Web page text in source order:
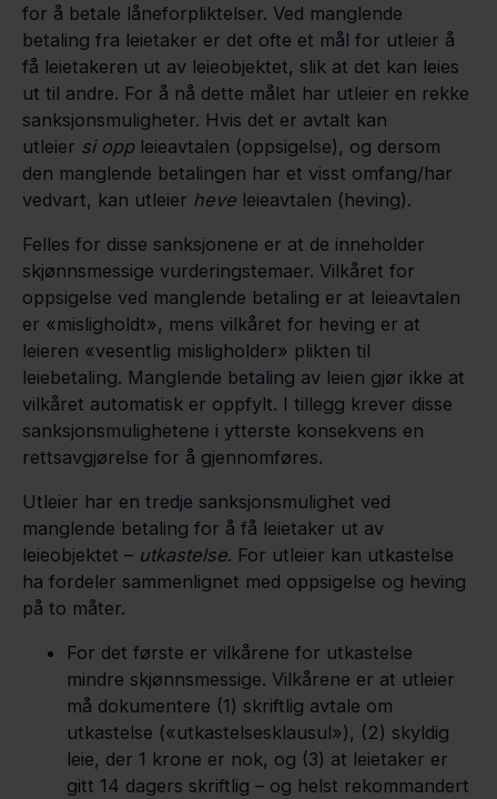
for å betale låneforpliktelser. Ved manglende
betaling fra leietaker er det ofte et mål for utleier å
få leietakeren ut av leieobjektet, slik at det kan leies
ut til andre. For å nå dette målet har utleier en rekke
sanksjonsmuligheter. Hvis det er avtalt kan
utleier si oppleieavtalen (oppsigelse), og dersom
den manglende betalingen har et visst omfang/har
vedvart, kan utleier heve leieavtalen (heving).
Felles for disse sanksjonene er at de inneholder
skjønnsmessige vurderingstemaer. Vilkåret for
oppsigelse ved manglende betaling er at leieavtalen
er «misligholdt», mens vilkåret for heving er at
leieren «vesentlig misligholder» plikten til
leiebetaling. Manglende betaling av leien gjør ikke at
vilkåret automatisk er oppfylt. I tillegg krever disse
sanksjonsmulighetene i ytterste konsekvens en
rettsavgjørelse for å gjennomføres.
Utleier har en tredje sanksjonsmulighet ved
manglende betaling for å få leietaker ut av
leieobjektet – utkastelse. For utleier kan utkastelse
ha fordeler sammenlignet med oppsigelse og heving
på to måter.
For det første er vilkårene for utkastelse
mindre skjønnsmessige. Vilkårene er at utleier
må dokumentere (1) skriftlig avtale om
utkastelse («utkastelsesklausul»), (2) skyldig
leie, der 1 krone er nok, og (3) at leietaker er
gitt 14 dagers skriftlig – og helst rekommandert